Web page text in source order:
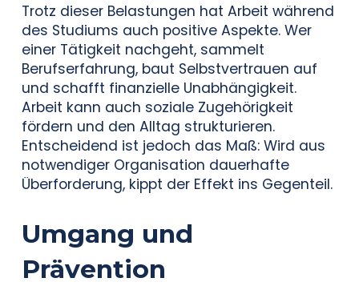
Trotz dieser Belastungen hat Arbeit während
des Studiums auch positive Aspekte. Wer
einer Tätigkeit nachgeht, sammelt
Berufserfahrung, baut Selbstvertrauen auf
und schafft finanzielle Unabhängigkeit.
Arbeit kann auch soziale Zugehörigkeit
fördern und den Alltag strukturieren.
Entscheidend ist jedoch das Maß: Wird aus
notwendiger Organisation dauerhafte
Überforderung, kippt der Effekt ins Gegenteil.
Umgang und
Prävention